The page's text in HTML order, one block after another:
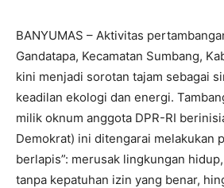
BANYUMAS – Aktivitas
Gandatapa, Kecamatan Sumbang,
kini menjadi sorotan tajam sebagai
keadilan ekologi dan energi.
milik oknum anggota DPR-RI
Demokrat) ini ditengarai melakukan
berlapis”: merusak lingkungan
tanpa kepatuhan izin yang benar,